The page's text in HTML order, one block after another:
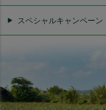
スペシャルキャンペーン